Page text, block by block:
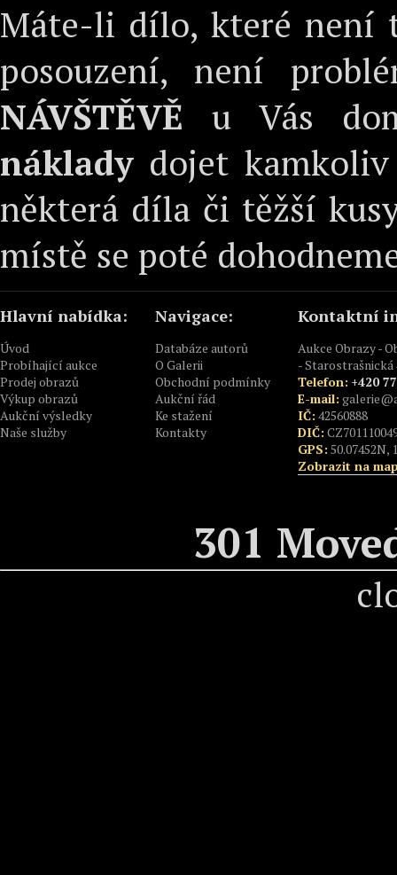
Máte-li dílo, které není
posouzení, není
NÁVŠTĚVĚ u Vás
náklady dojet
některá díla či těžší
místě se poté
Hlavní nabídka:
Úvod
Probíhající aukce
Prodej obrazů
Výkup obrazů
Aukční výsledky
Naše služby
Navigace:
Databáze autorů
O Galerii
Obchodní podmínky
Aukční řád
Ke stažení
Kontakty
Kontaktní
Aukce Obrazy -
- Starostrašnická
Telefon: +420
E-mail:
IČ: 42560888
DIČ:
GPS: 50.07452N,
Zobrazit na
301